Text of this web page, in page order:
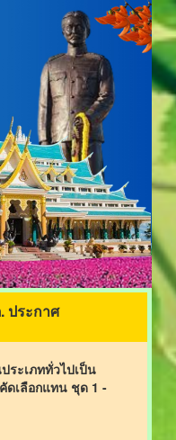
ประกาศ
ระเภททั่วไปเป็น
ดเลือกแทน ชุด 1 -